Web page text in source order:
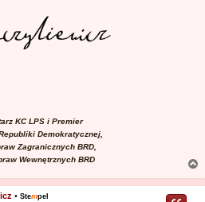
KC LPS i Premier
Demokratycznej,
Zagranicznych BRD,
Wewnętrznych BRD
a
g
•Stempel